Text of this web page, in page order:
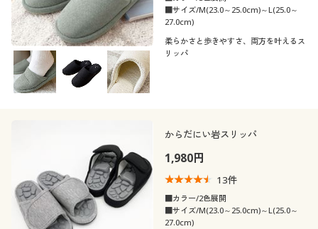
■サイズ/M(23.0～25.0cm)～L(25.0～
27.0cm)
柔らかさと歩きやすさ、両方を叶えるス
リッパ
からだにい岩スリッパ
1,980円
13件
■カラー/2色展開
■サイズ/M(23.0～25.0cm)～L(25.0～
27.0cm)